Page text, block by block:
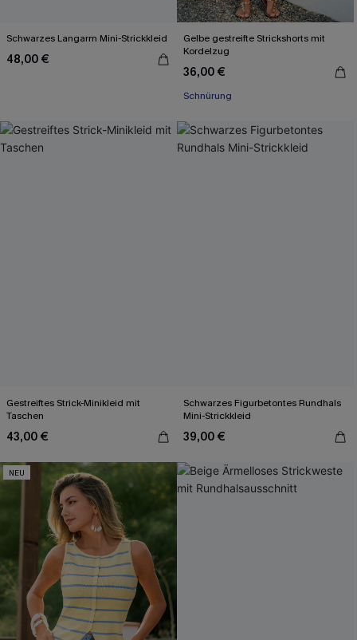
Schwarzes Langarm Mini-Strickkleid
48,00 €
Gelbe gestreifte Strickshorts mit
Kordelzug
36,00 €
Schnürung
Gestreiftes Strick-Minikleid mit
Taschen
43,00 €
Schwarzes Figurbetontes Rundhals
Mini-Strickkleid
39,00 €
NEU